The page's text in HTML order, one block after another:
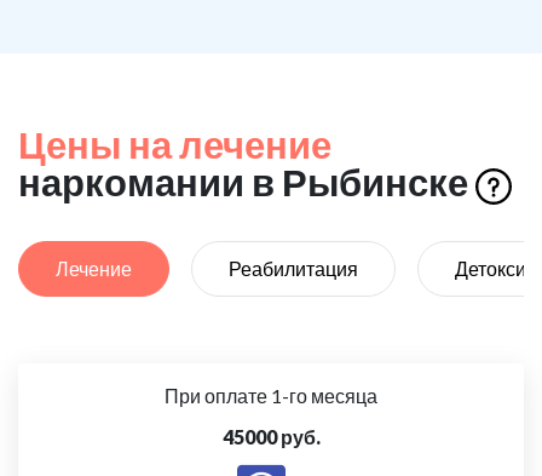
Цены на лечение
наркомании в Рыбинске
Лечение Реабилитация
При оплате 1-го месяца
45000 руб.